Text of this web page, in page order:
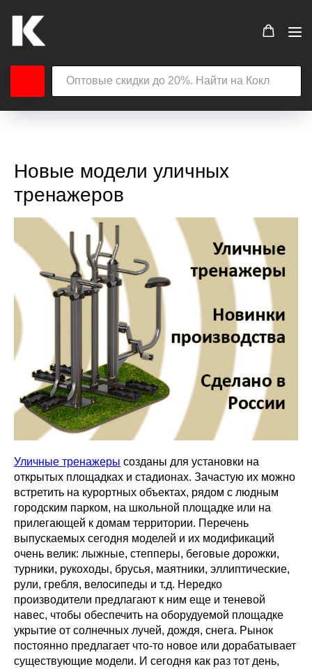
Новые модели уличных
тренажеров
Уличные тренажеры созданы для установки на
открытых площадках и стадионах. Зачастую их можно
встретить на курортных объектах, рядом с людным
городским парком, на школьной площадке или на
прилегающей к домам территории. Перечень
выпускаемых сегодня моделей и их модификаций
очень велик: лыжные, степперы, беговые дорожки,
турники, рукоходы, брусья, маятники, эллиптические,
рули, гребля, велосипеды и т.д. Нередко
производители предлагают к ним еще и теневой
навес, чтобы обеспечить на оборудуемой площадке
укрытие от солнечных лучей, дождя, снега. Рынок
постоянно предлагает что-то новое или дорабатывает
существующие модели. И сегодня как раз тот день,